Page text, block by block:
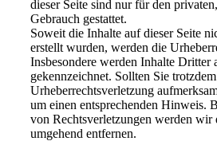
dieser Seite sind nur für den
Gebrauch gestattet.
Soweit die Inhalte auf dieser Seite
erstellt wurden, werden die
Insbesondere werden Inhalte Dritter
gekennzeichnet. Sollten Sie
Urheberrechtsverletzung
um einen entsprechenden Hinweis.
von Rechtsverletzungen werden wir
umgehend entfernen.